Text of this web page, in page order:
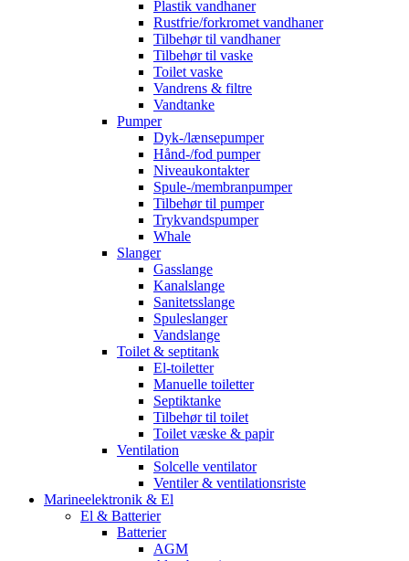
Plastik vandhaner
Rustfrie/forkromet vandhaner
Tilbehør til vandhaner
Tilbehør til vaske
Toilet vaske
Vandrens & filtre
Vandtanke
Pumper
Dyk-/lænsepumper
Hånd-/fod pumper
Niveaukontakter
Spule-/membranpumper
Tilbehør til pumper
Trykvandspumper
Whale
Slanger
Gasslange
Kanalslange
Sanitetsslange
Spuleslanger
Vandslange
Toilet & septitank
El-toiletter
Manuelle toiletter
Septiktanke
Tilbehør til toilet
Toilet væske & papir
Ventilation
Solcelle ventilator
Ventiler & ventilationsriste
Marineelektronik & El
El & Batterier
Batterier
AGM